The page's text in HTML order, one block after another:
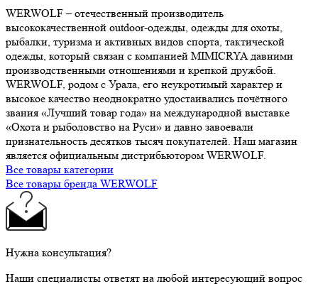
WERWOLF – отечественный производитель
высококачественной outdoor-одежды, одежды для охоты,
рыбалки, туризма и активных видов спорта, тактической
одежды, который связан с компанией MIMICRYA давними
производственными отношениями и крепкой дружбой.
WERWOLF, родом с Урала, его неукротимый характер и
высокое качество неоднократно удостаивались почётного
звания «Лучший товар года» на международной выставке
«Охота и рыболовство на Руси» и давно завоевали
признательность десятков тысяч покупателей. Наш магазин
является официальным дистрибьютором WERWOLF.
Все товары категории
Все товары бренда WERWOLF
Нужна консультация?
Наши специалисты ответят на любой интересующий вопрос